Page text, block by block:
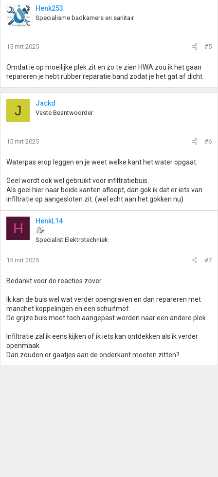
Henk253
Specialisme badkamers en sanitair
15 mrt 2025 #5
Omdat ie op moeilijke plek zit en zo te zien HWA zou ik het gaan
repareren je hebt rubber reparatie band zodat je het gat af dicht.
J Jackd
Vaste Beantwoorder
15 mrt 2025 #6
Waterpas erop leggen en je weet welke kant het water opgaat.
Geel wordt ook wel gebruikt voor infiltratiebuis.
Als geel hier naar beide kanten afloopt, dan gok ik dat er iets van
infiltratie op aangesloten zit. (wel echt aan het gokken nu)
H HenkL14
Specialist Elektrotechniek
15 mrt 2025 #7
Bedankt voor de reacties zover.
Ik kan de buis wel wat verder opengraven en dan repareren met
manchet koppelingen en een schuifmof.
De grijze buis moet toch aangepast worden naar een andere plek.
Infiltratie zal ik eens kijken of ik iets kan ontdekken als ik verder
openmaak.
Dan zouden er gaatjes aan de onderkant moeten zitten?